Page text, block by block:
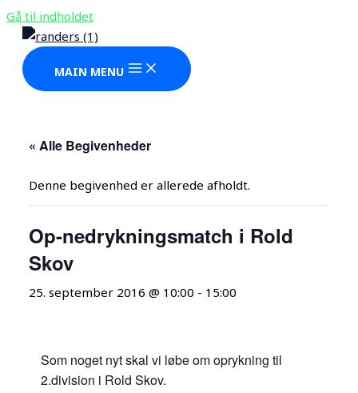
Gå til indholdet
MAIN MENU
« Alle Begivenheder
Denne begivenhed er allerede afholdt.
Op-nedrykningsmatch i Rold
Skov
25. september 2016 @ 10:00 - 15:00
Som noget nyt skal vi løbe om oprykning til
2.division i Rold Skov.